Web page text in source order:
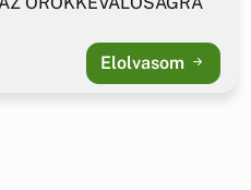
Elolvasom